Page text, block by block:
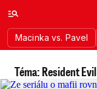
Macinka vs. Pavel
Téma: Resident Evil